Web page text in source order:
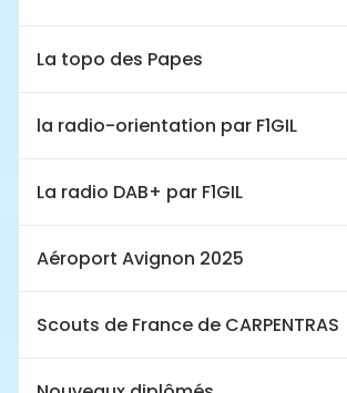
La topo des Papes
la radio-orientation par F1GIL
La radio DAB+ par F1GIL
Aéroport Avignon 2025
Scouts de France de CARPENTRAS